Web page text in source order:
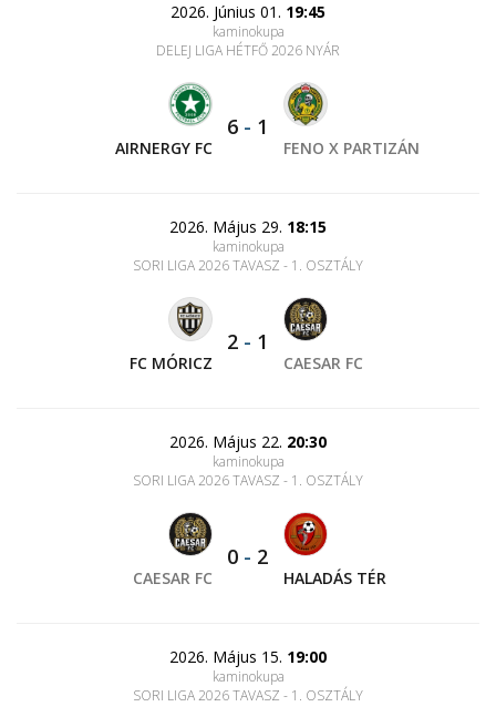
2026. Június 01. 19:45
kaminokupa
DELEJ LIGA HÉTFŐ 2026 NYÁR
AIRNERGY FC
6 - 1
FENO X PARTIZÁN
2026. Május 29. 18:15
kaminokupa
SORI LIGA 2026 TAVASZ - 1. OSZTÁLY
FC MÓRICZ
2 - 1
CAESAR FC
2026. Május 22. 20:30
kaminokupa
SORI LIGA 2026 TAVASZ - 1. OSZTÁLY
CAESAR FC
0 - 2
HALADÁS TÉR
2026. Május 15. 19:00
kaminokupa
SORI LIGA 2026 TAVASZ - 1. OSZTÁLY